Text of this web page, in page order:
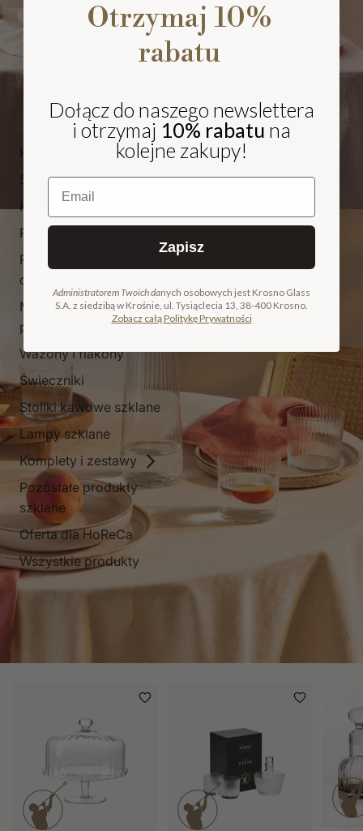
Kieliszki i pokale
Szklanki
Karafki i dzbanki
Patery
Pojemniki i
cukiernice
Miski, salaterki i
pucharki
Wazony i flakony
Świeczniki
Stoliki kawowe szklane
Lampy szklane
Komplety i zestawy
Pozostałe produkty
szklane
Oferta dla HoReCa
Wszystkie produkty
NA PREZENT
COLLECTION
Dodaj do koszyka
Otrzymaj 10%
rabatu
Dołącz do naszego newslettera
i otrzymaj 10% rabatu na
kolejne zakupy!
Email
Zapisz
Administratorem Twoich danych osobowych jest Krosno Glass
S.A. z siedzibą w Krośnie, ul. Tysiąclecia 13, 38-400 Krosno.
Zobacz całą Politykę Prywatności